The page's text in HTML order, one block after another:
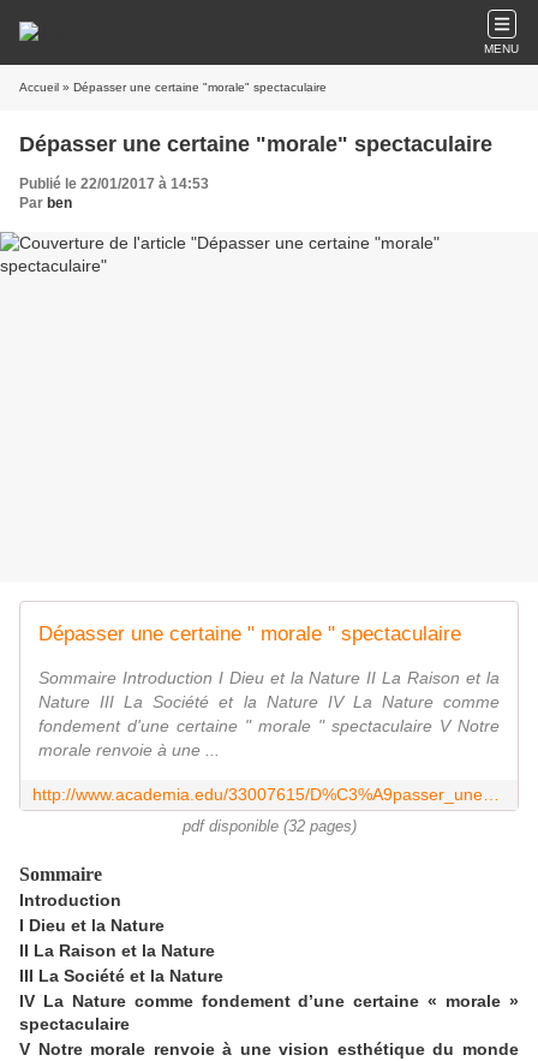
MENU
Accueil » Dépasser une certaine "morale" spectaculaire
Dépasser une certaine "morale" spectaculaire
Publié le 22/01/2017 à 14:53
Par ben
Dépasser une certaine " morale " spectaculaire
Sommaire Introduction I Dieu et la Nature II La Raison et la
Nature III La Société et la Nature IV La Nature comme
fondement d'une certaine " morale " spectaculaire V Notre
morale renvoie à une ...
pdf disponible (32 pages)
Sommaire
Introduction
I Dieu et la Nature
II La Raison et la Nature
III La Société et la Nature
IV La Nature comme fondement d’une certaine « morale »
spectaculaire
V Notre morale renvoie à une vision esthétique du monde